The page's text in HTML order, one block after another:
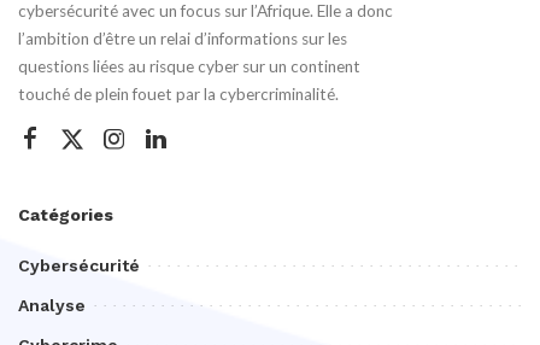
cybersécurité avec un focus sur l’Afrique. Elle a donc
l’ambition d’être un relai d’informations sur les
questions liées au risque cyber sur un continent
touché de plein fouet par la cybercriminalité.
Catégories
Cybersécurité
Analyse